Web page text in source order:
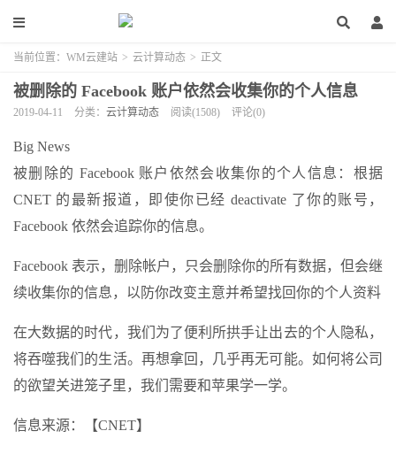
当前位置： WM云建站 > 云计算动态 > 正文
被删除的 Facebook 账户依然会收集你的个人信息
2019-04-11 分类： 云计算动态 阅读(1508) 评论(0)
Big News
被删除的 Facebook 账户依然会收集你的个人信息：根据
CNET 的最新报道，即使你已经 deactivate 了你的账号，
Facebook 依然会追踪你的信息。
Facebook 表示，删除帐户，只会删除你的所有数据，但会继
续收集你的信息，以防你改变主意并希望找回你的个人资料
在大数据的时代，我们为了便利所拱手让出去的个人隐私，
将吞噬我们的生活。再想拿回，几乎再无可能。如何将公司
的欲望关进笼子里，我们需要和苹果学一学。
信息来源：【CNET】